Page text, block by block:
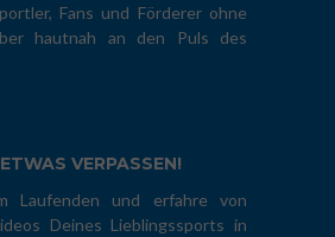
Fans und Förderer ohne
hautnah an den Puls des
VERPASSEN!
Laufenden und erfahre von
Deines Lieblingssports in